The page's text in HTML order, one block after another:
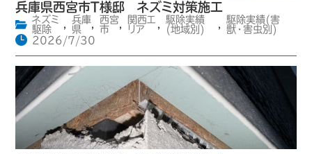
兵庫県西宮市T様邸 ネズミ対策施工
ネズミ
駆除
,
兵庫
県
,
西宮
市
,
関西エ
リア
,
駆除実績
(地域別)
,
駆除実績(害
獣・害虫別)
2026/7/30